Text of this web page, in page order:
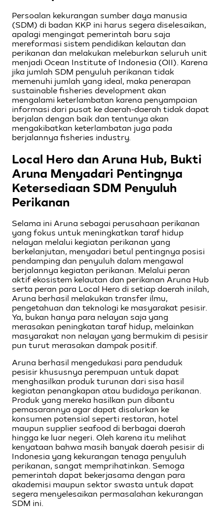
Persoalan kekurangan sumber daya manusia
(SDM) di badan KKP ini harus segera diselesaikan,
apalagi mengingat pemerintah baru saja
mereformasi sistem pendidikan kelautan dan
perikanan dan melakukan meleburkan seluruh unit
menjadi Ocean Institute of Indonesia (OII). Karena
jika jumlah SDM penyuluh perikanan tidak
memenuhi jumlah yang ideal, maka penerapan
sustainable fisheries development akan
mengalami keterlambatan karena penyampaian
informasi dari pusat ke daerah-daerah tidak dapat
berjalan dengan baik dan tentunya akan
mengakibatkan keterlambatan juga pada
berjalannya fisheries industry.
Local Hero dan Aruna Hub, Bukti
Aruna Menyadari Pentingnya
Ketersediaan SDM Penyuluh
Perikanan
Selama ini Aruna sebagai perusahaan perikanan
yang fokus untuk meningkatkan taraf hidup
nelayan melalui kegiatan perikanan yang
berkelanjutan, menyadari betul pentingnya posisi
pendamping dan penyuluh dalam mengawal
berjalannya kegiatan perikanan. Melalui peran
aktif ekosistem kelautan dan perikanan Aruna Hub
serta peran para Local Hero di setiap daerah inilah,
Aruna berhasil melakukan transfer ilmu,
pengetahuan dan teknologi ke masyarakat pesisir.
Ya, bukan hanya para nelayan saja yang
merasakan peningkatan taraf hidup, melainkan
masyarakat non nelayan yang bermukim di pesisir
pun turut merasakan dampak positif.
Aruna berhasil mengedukasi para penduduk
pesisir khususnya perempuan untuk dapat
menghasilkan produk turunan dari sisa hasil
kegiatan penangkapan atau budidaya perikanan.
Produk yang mereka hasilkan pun dibantu
pemasarannya agar dapat disalurkan ke
konsumen potensial seperti restoran, hotel
maupun supplier seafood di berbagai daerah
hingga ke luar negeri. Oleh karena itu melihat
kenyataan bahwa masih banyak daerah pesisir di
Indonesia yang kekurangan tenaga penyuluh
perikanan, sangat memprihatinkan. Semoga
pemerintah dapat bekerjasama dengan para
akademisi maupun sektor swasta untuk dapat
segera menyelesaikan permasalahan kekurangan
SDM ini.